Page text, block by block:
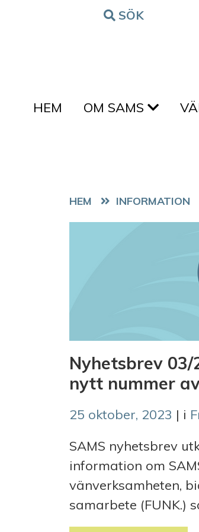
Hoppa till innehålletSÖK
HEM OM SAMS
HEM
Nyhetsbrev
nytt nummer
25 oktober, 2023 | i
SAMS nyhetsbrev
information om
vänverksamheten,
samarbete (FUNK.)